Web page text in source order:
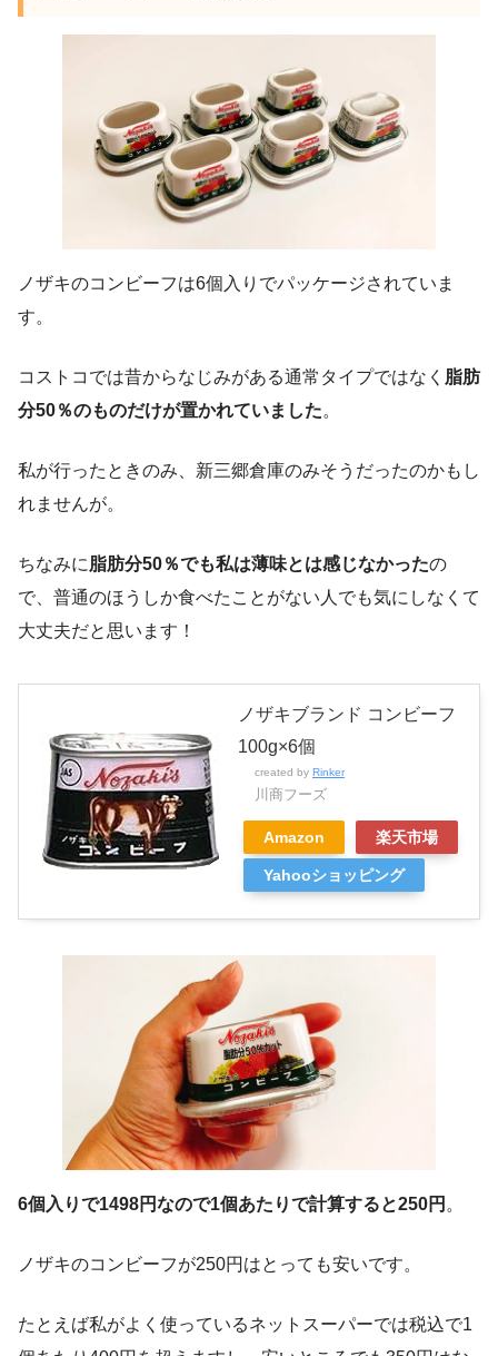
ノザキのコンビーフは6個入りでパッケージされていま
す。
コストコでは昔からなじみがある通常タイプではなく 脂肪
分50％のものだけが置かれていました。
私が行ったときのみ、新三郷倉庫のみそうだったのかもし
れませんが。
ちなみに脂肪分50％でも私は薄味とは感じなかったの
で、普通のほうしか食べたことがない人でも気にしなくて
大丈夫だと思います！
ノザキブランド コンビーフ
100g×6個
created by Rinker
川商フーズ
Amazon 楽天市場
Yahooショッピング
6個入りで1498円なので1個あたりで計算すると250円 。
ノザキのコンビーフが250円はとっても安いです。
たとえば私がよく使っているネットスーパーでは税込で1